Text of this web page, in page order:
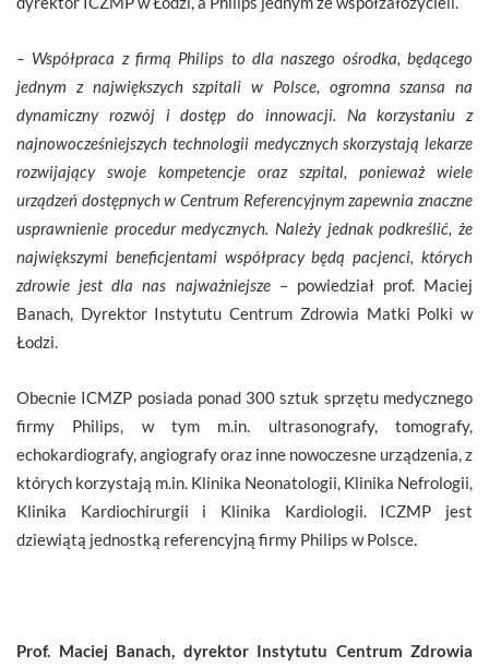
– Współpraca z firmą Philips to dla naszego ośrodka, będącego
jednym z największych szpitali w Polsce, ogromna szansa na
dynamiczny rozwój i dostęp do innowacji. Na korzystaniu z
najnowocześniejszych technologii medycznych skorzystają lekarze
rozwijający swoje kompetencje oraz szpital, ponieważ wiele
urządzeń dostępnych w Centrum Referencyjnym zapewnia znaczne
usprawnienie procedur medycznych. Należy jednak podkreślić, że
największymi beneficjentami współpracy będą pacjenci, których
zdrowie jest dla nas najważniejsze– powiedział prof. Maciej
Banach, Dyrektor Instytutu Centrum Zdrowia Matki Polki w
Łodzi.
Obecnie ICMZP posiada ponad 300 sztuk sprzętu medycznego
firmy Philips, w tym m.in. ultrasonografy, tomografy,
echokardiografy, angiografy oraz inne nowoczesne urządzenia, z
których korzystają m.in. Klinika Neonatologii, Klinika Nefrologii,
Klinika Kardiochirurgii i Klinika Kardiologii. ICZMP jest
dziewiątą jednostką referencyjną firmy Philips w Polsce.
Prof. Maciej Banach, dyrektor Instytutu Centrum Zdrowia